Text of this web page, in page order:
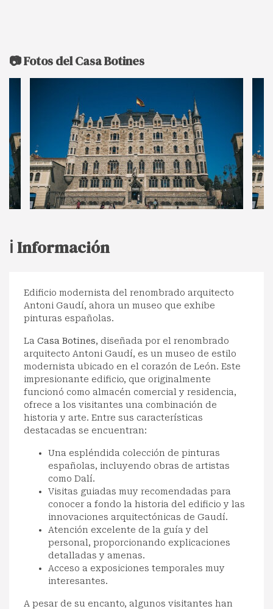
📷 Fotos del Casa Botines
ℹ️ Información
Edificio modernista del renombrado arquitecto
Antoni Gaudí, ahora un museo que exhibe
pinturas españolas.
La Casa Botines, diseñada por el renombrado
arquitecto Antoni Gaudí, es un museo de estilo
modernista ubicado en el corazón de León. Este
impresionante edificio, que originalmente
funcionó como almacén comercial y residencia,
ofrece a los visitantes una combinación de
historia y arte. Entre sus características
destacadas se encuentran:
Una espléndida colección de pinturas
españolas, incluyendo obras de artistas
como Dalí.
Visitas guiadas muy recomendadas para
conocer a fondo la historia del edificio y las
innovaciones arquitectónicas de Gaudí.
Atención excelente de la guía y del
personal, proporcionando explicaciones
detalladas y amenas.
Acceso a exposiciones temporales muy
interesantes.
A pesar de su encanto, algunos visitantes han